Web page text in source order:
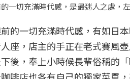
一切充滿時代感，是最迷人之處
的一切充滿時代感，有如日
座，店主的手正在老式賽風
後，奉上小時候長輩俗稱的
啡店也各有自己的獨家菜單